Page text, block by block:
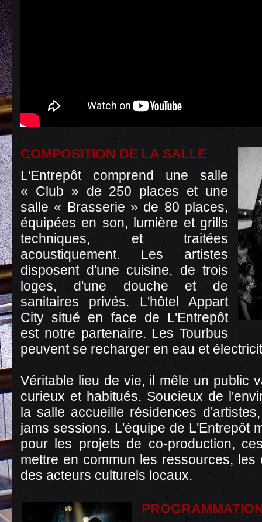
COMPOSITION DE LA SALLE
L'Entrepôt comprend une salle
« Club » de 250 places et une
salle « Brasserie » de 80 places,
équipées en son, lumière et grills
techniques, et traitées
acoustiquement. Les artistes
disposent d'une cuisine, de trois
loges, d'une douche et de
sanitaires privés. L'hôtel Appart
City situé en face de L'Entrepôt
est notre partenaire. Les Tourbus
peuvent se recharger en eau et
Véritable lieu de vie, il mêle un public
curieux et habitués. Soucieux de
la salle accueille résidences
jams sessions. L'équipe de L'Entrepôt
pour les projets de co-production,
mettre en commun les ressources,
des acteurs culturels locaux.